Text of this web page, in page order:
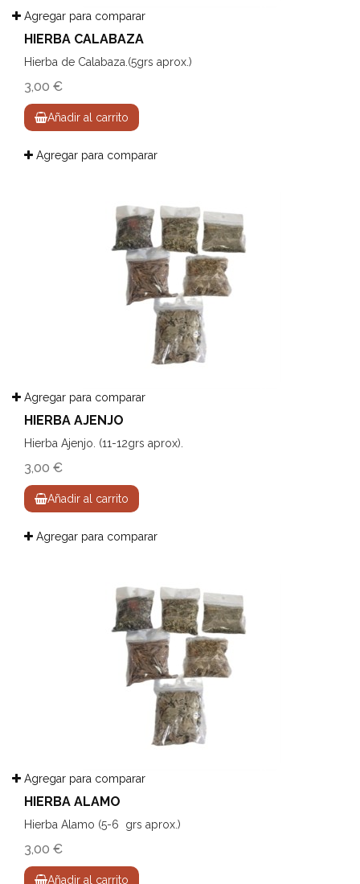
Agregar para comparar
HIERBA CALABAZA
Hierba de Calabaza.(5grs aprox.)
3,00 €
Añadir al carrito
Agregar para comparar
Agregar para comparar
HIERBA AJENJO
Hierba Ajenjo. (11-12grs aprox).
3,00 €
Añadir al carrito
Agregar para comparar
Agregar para comparar
HIERBA ALAMO
Hierba Alamo (5-6 grs aprox.)
3,00 €
Añadir al carrito